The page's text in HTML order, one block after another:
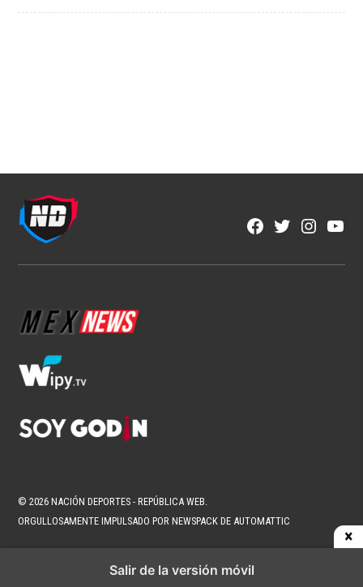
Facebook
Twitter
© 2026 NACIÓN DEPORTES - REPÚBLICA WEB.
ORGULLOSAMENTE IMPULSADO POR NEWSPACK DE AUTOMATTIC
Salir de la versión móvil